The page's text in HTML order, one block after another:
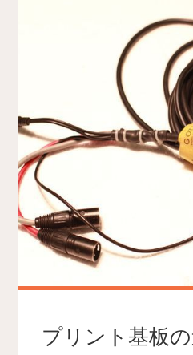
プリント基板